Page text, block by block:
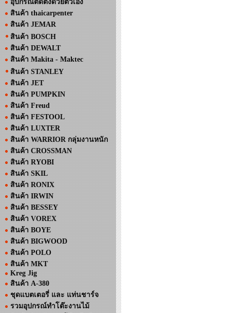
อุปกรณ์ติดตั้งด้วยตัวเอง
สินค้า thaicarpenter
สินค้า JEMAR
สินค้า BOSCH
สินค้า DEWALT
สินค้า Makita - Maktec
สินค้า STANLEY
สินค้า JET
สินค้า PUMPKIN
สินค้า Freud
สินค้า FESTOOL
สินค้า LUXTER
สินค้า WARRIOR กลุ่มงานหนัก
สินค้า CROSSMAN
สินค้า RYOBI
สินค้า SKIL
สินค้า RONIX
สินค้า IRWIN
สินค้า BESSEY
สินค้า VOREX
สินค้า BOYE
สินค้า BIGWOOD
สินค้า POLO
สินค้า MKT
Kreg Jig
สินค้า A-380
ชุดแบตเตอรี่ และ แท่นชาร์จ
รวมอุปกรณ์ทำโต๊ะงานไม้